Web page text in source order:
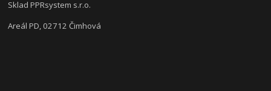
Sklad PPRsystem s.r.o.
Areál PD, 02712 Čimhová